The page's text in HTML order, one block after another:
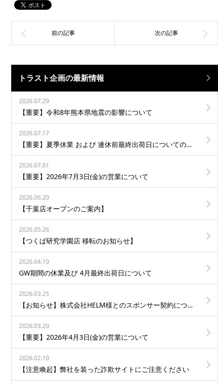
トラスト企画の最新情報
2026.07.29
【重要】令和8年熊本県地震の影響について
2026.07.17
【重要】夏季休業 および 連休前最終出荷日についてのお知らせ
2026.07.01
【重要】2026年7月3日(金)の営業について
2026.06.20
【千葉店オープンのご案内】
2026.05.26
【つくば研究学園店 移転のお知らせ】
2026.04.10
GW期間の休業及び 4月最終出荷日について
2026.03.25
【お知らせ】株式会社HELM様とのスポンサー契約について
2026.03.20
【重要】2026年4月3日(金)の営業について
2026.02.10
【注意喚起】弊社を装った詐欺サイトにご注意ください